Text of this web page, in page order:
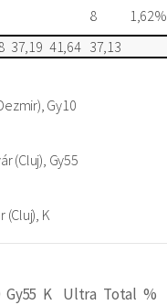
8
1,62%
37,19 41,64 37,13
Gy10
(Cluj), Gy55
(Cluj), K
Gy55 K Ultra Total %